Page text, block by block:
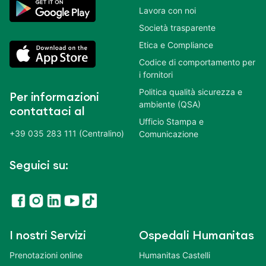
Per informazioni
contattaci al
+39 035 283 111 (Centralino)
Seguici su:
Lavora con noi
Società trasparente
Etica e Compliance
Codice di comportamento per
i fornitori
Politica qualità sicurezza e
ambiente (QSA)
Ufficio Stampa e
Comunicazione
I nostri Servizi
Prenotazioni online
Ospedali Humanitas
Humanitas Castelli